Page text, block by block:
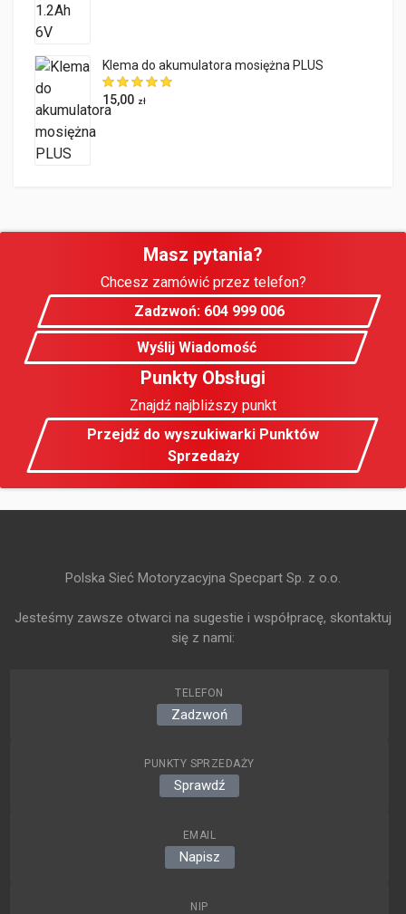
Klema do akumulatora mosiężna PLUS
15,00 zł
Masz pytania?
Chcesz zamówić przez telefon?
Zadzwoń: 604 999 006
Wyślij Wiadomość
Punkty Obsługi
Znajdź najbliższy punkt
Przejdź do wyszukiwarki Punktów
Sprzedaży
Polska Sieć Motoryzacyjna Specpart Sp. z o.o.
Jesteśmy zawsze otwarci na sugestie i współpracę, skontaktuj
się z nami:
TELEFON
Zadzwoń
PUNKTY SPRZEDAŻY
Sprawdź
EMAIL
Napisz
NIP